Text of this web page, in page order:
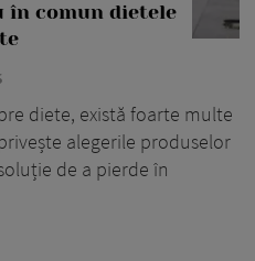
în comun dietele
diete, există foarte multe
alegerile produselor
de a pierde în